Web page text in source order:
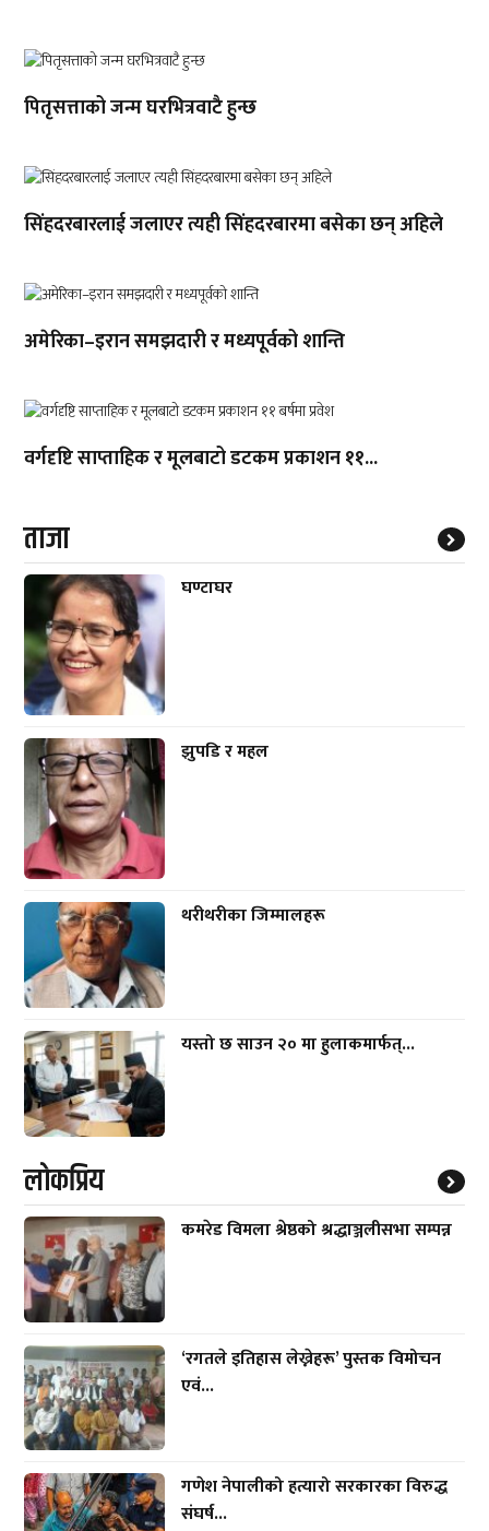
पितृसत्ताको जन्म घरभित्रवाटै हुन्छ
सिंहदरबारलाई जलाएर त्यही सिंहदरबारमा बसेका छन् अहिले
अमेरिका–इरान समझदारी र मध्यपूर्वको शान्ति
वर्गदृष्टि साप्ताहिक र मूलबाटो डटकम प्रकाशन ११...
ताजा
घण्टाघर
झुपडि र महल
थरीथरीका जिम्मालहरू
यस्तो छ साउन २० मा हुलाकमार्फत्...
लाेकप्रिय
कमरेड विमला श्रेष्ठको श्रद्धाञ्जलीसभा सम्पन्न
‘रगतले इतिहास लेख्नेहरू’ पुस्तक विमोचन
एवं...
गणेश नेपालीको हत्यारो सरकारका विरुद्ध
संघर्ष...